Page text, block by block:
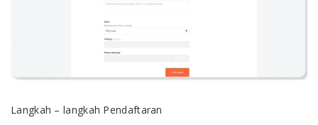
Langkah – langkah Pendaftaran